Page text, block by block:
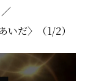
だ〉（1/2）